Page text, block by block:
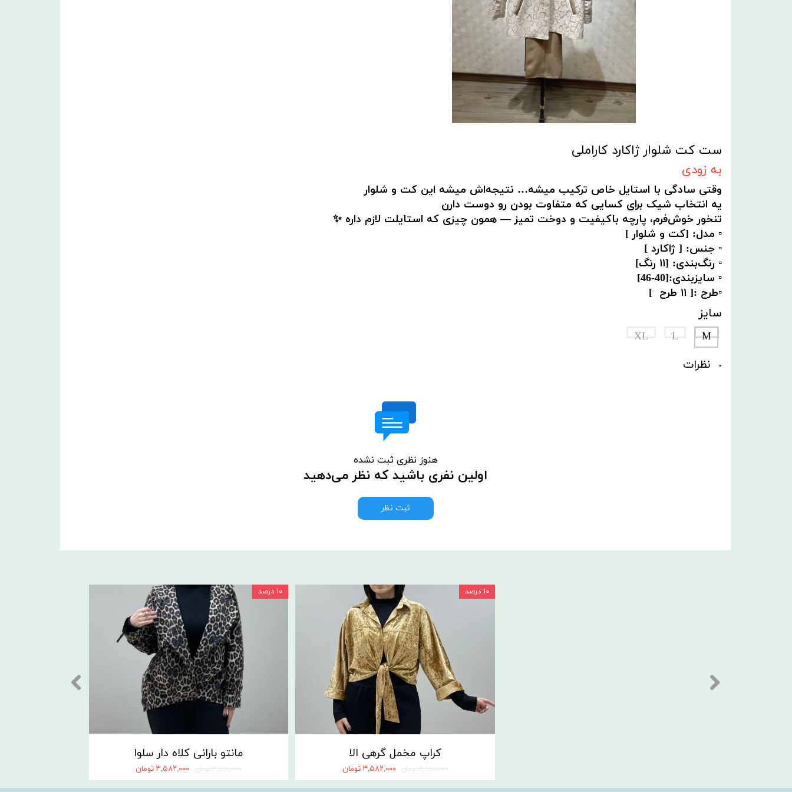
ست کت شلوار ژاکارد کاراملی
به زودی
وقتی سادگی با استایل خاص ترکیب میشه… نتیجه‌اش میشه این کت و شلوار
یه انتخاب شیک برای کسایی که متفاوت بودن رو دوست دارن
تنخور خوش‌فرم، پارچه باکیفیت و دوخت تمیز — همون چیزی که استایلت لازم داره ✨
▫️ مدل: [كت و شلوار ]
▫️ جنس: [ ژاكارد ]
▫️ رنگ‌بندی: [١١ رنگ]
▫️ سایزبندی:[40-46]
▫️طرح :[ ١١ طرح ]
سایز
M
L
XL
نظرات
هنوز نظری ثبت نشده
اولین نفری باشید که نظر می‌دهید
ثبت نظر
مانتو بارانی کلاه دار سلوا
۳,۹۸۰,۰۰۰ تومان ۳,۵۸۲,۰۰۰ تومان
۱۰ درصد
کراپ مخمل گرهی الا
۳,۹۸۰,۰۰۰ تومان ۳,۵۸۲,۰۰۰ تومان
۱۰ درصد